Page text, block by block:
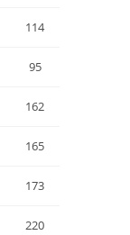
114
95
162
165
173
220